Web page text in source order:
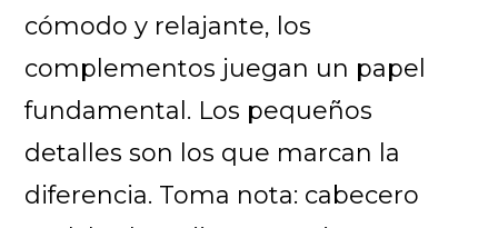
cómodo y relajante, los
complementos juegan un papel
fundamental. Los pequeños
detalles son los que marcan la
diferencia. Toma nota: cabecero